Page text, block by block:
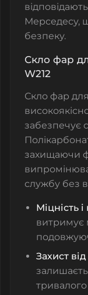
Мерседесу,
безпеку.
Скло фар
W212
Скло фар
забезпечує
захищаючи
службу без
Міцність і
витримує
Захист